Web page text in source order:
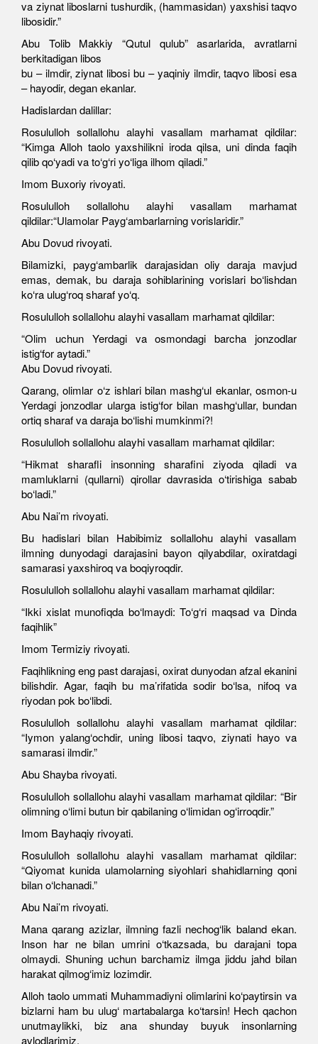
va ziynat liboslarni tushurdik, (hammasidan) yaxshisi taqvo
libosidir.”
Abu Tolib Makkiy “Qutul qulub” asarlarida, avratlarni
berkitadigan libos
bu – ilmdir, ziynat libosi bu – yaqiniy ilmdir, taqvo libosi esa
– hayodir, degan ekanlar.
Hadislardan dalillar:
Rosululloh sollallohu alayhi vasallam marhamat qildilar:
“Kimga Alloh taolo yaxshilikni iroda qilsa, uni dinda faqih
qilib qo‘yadi va to‘g‘ri yo‘liga ilhom qiladi.”
Imom Buxoriy rivoyati.
Rosululloh sollallohu alayhi vasallam marhamat
qildilar:“Ulamolar Payg‘ambarlarning vorislaridir.”
Abu Dovud rivoyati.
Bilamizki, payg‘ambarlik darajasidan oliy daraja mavjud
emas, demak, bu daraja sohiblarining vorislari bo‘lishdan
ko‘ra ulug‘roq sharaf yo‘q.
Rosululloh sollallohu alayhi vasallam marhamat qildilar:
“Olim uchun Yerdagi va osmondagi barcha jonzodlar
istig‘for aytadi.”
Abu Dovud rivoyati.
Qarang, olimlar o‘z ishlari bilan mashg‘ul ekanlar, osmon-u
Yerdagi jonzodlar ularga istig‘for bilan mashg‘ullar, bundan
ortiq sharaf va daraja bo‘lishi mumkinmi?!
Rosululloh sollallohu alayhi vasallam marhamat qildilar:
“Hikmat sharafli insonning sharafini ziyoda qiladi va
mamluklarni (qullarni) qirollar davrasida o‘tirishiga sabab
bo‘ladi.”
Abu Nai’m rivoyati.
Bu hadislari bilan Habibimiz sollallohu alayhi vasallam
ilmning dunyodagi darajasini bayon qilyabdilar, oxiratdagi
samarasi yaxshiroq va boqiyroqdir.
Rosululloh sollallohu alayhi vasallam marhamat qildilar:
“Ikki xislat munofiqda bo‘lmaydi: To‘g‘ri maqsad va Dinda
faqihlik”
Imom Termiziy rivoyati.
Faqihlikning eng past darajasi, oxirat dunyodan afzal ekanini
bilishdir. Agar, faqih bu ma’rifatida sodir bo‘lsa, nifoq va
riyodan pok bo‘libdi.
Rosululloh sollallohu alayhi vasallam marhamat qildilar:
“Iymon yalang‘ochdir, uning libosi taqvo, ziynati hayo va
samarasi ilmdir.”
Abu Shayba rivoyati.
Rosululloh sollallohu alayhi vasallam marhamat qildilar: “Bir
olimning o‘limi butun bir qabilaning o‘limidan og‘irroqdir.”
Imom Bayhaqiy rivoyati.
Rosululloh sollallohu alayhi vasallam marhamat qildilar:
“Qiyomat kunida ulamolarning siyohlari shahidlarning qoni
bilan o‘lchanadi.”
Abu Nai’m rivoyati.
Mana qarang azizlar, ilmning fazli nechog‘lik baland ekan.
Inson har ne bilan umrini o‘tkazsada, bu darajani topa
olmaydi. Shuning uchun barchamiz ilmga jiddu jahd bilan
harakat qilmog‘imiz lozimdir.
Alloh taolo ummati Muhammadiyni olimlarini ko‘paytirsin va
bizlarni ham bu ulug‘ martabalarga ko‘tarsin! Hech qachon
unutmaylikki, biz ana shunday buyuk insonlarning
avlodlarimiz.